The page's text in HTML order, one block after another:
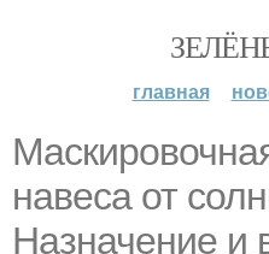
главная
навеса от
Назначение и